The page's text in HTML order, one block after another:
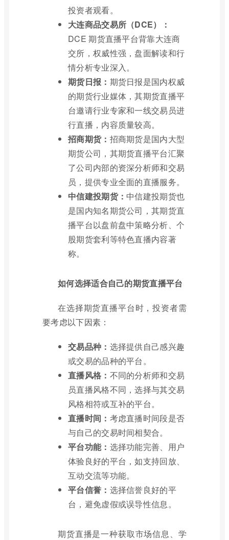
投资者观看。
大连商品交易所（DCE）：
DCE 期货直播平台背靠大连商
交所，权威性强，盘面解读和行
情分析专业深入。
期货日报： 期货日报是国内权威
的期货行业媒体，其期货直播平
台邀请行业专家和一线交易员进
行直播，内容质量较高。
招商期货： 招商期货是国内大型
期货公司，其期货直播平台汇聚
了公司内部的资深分析师和交易
员，提供专业全面的直播服务。
中信建投期货： 中信建投期货也
是国内知名期货公司，其期货直
播平台以盘前盘中策略分析、个
股期货套利等特色直播内容著
称。
如何选择适合自己的期货直播平台
在选择期货直播平台时，投资者需
要考虑以下因素：
交易品种： 选择提供自己感兴趣
或交易的品种的平台。
直播风格： 不同的分析师和交易
员直播风格不同，选择与其交易
风格相符或互补的平台。
直播时间： 考虑直播时间段是否
与自己的交易时间相契合。
平台功能： 选择功能完善、用户
体验良好的平台，如支持回放、
互动交流等功能。
平台信誉： 选择信誉良好的平
台，避免虚假或误导性信息。
期货直播是一种获取市场信息、学